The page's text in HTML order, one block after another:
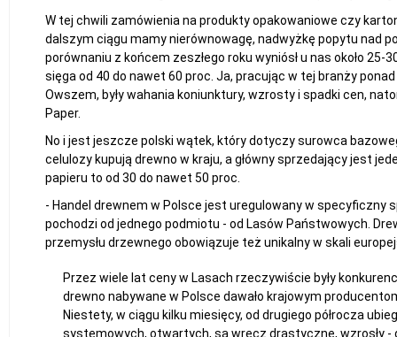
W tej chwili zamówienia na produkty opakowaniowe czy
dalszym ciągu mamy nierównowagę, nadwyżkę popytu nad
porównaniu z końcem zeszłego roku wyniósł u nas około
sięga od 40 do nawet 60 proc. Ja, pracując w tej branży
Owszem, były wahania koniunktury, wzrosty i spadki cen,
Paper.
No i jest jeszcze polski wątek, który dotyczy surowca
celulozy kupują drewno w kraju, a główny sprzedający jest
papieru to od 30 do nawet 50 proc.
- Handel drewnem w Polsce jest uregulowany w
pochodzi od jednego podmiotu - od Lasów Państwowych.
przemysłu drzewnego obowiązuje też unikalny w skali
Przez wiele lat ceny w Lasach rzeczywiście były
drewno nabywane w Polsce dawało krajowym
Niestety, w ciągu kilku miesięcy, od drugiego półrocza
systemowych, otwartych, są wręcz drastyczne, wzrosły -